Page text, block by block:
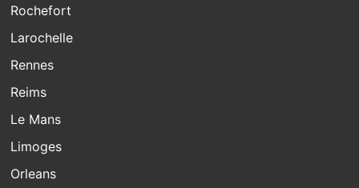
Rochefort
Larochelle
Rennes
Reims
Le Mans
Limoges
Orleans